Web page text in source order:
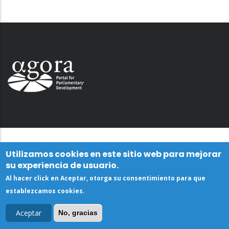
Utilizamos cookies en este sitio web para mejorar
su experiencia de usuario.
Al hacer click en Aceptar, otorga su consentimiento para que
establezcamos cookies.
Aceptar No, gracias